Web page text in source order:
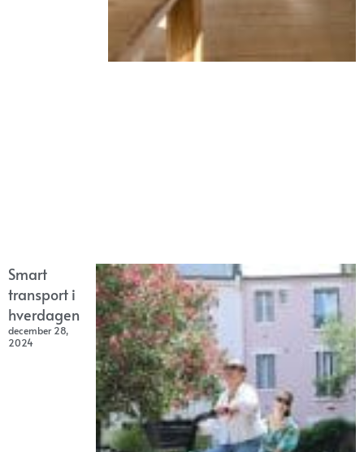
Smart
transport i
hverdagen
december 28,
2024